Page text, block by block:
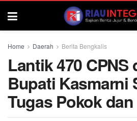
Home Daerah Berita Bengkalis
Lantik 470 CPNS
Bupati Kasmarni
Tugas Pokok